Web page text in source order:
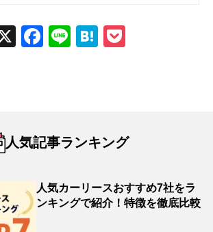
X
Fac
Line
Hat
人気記事ランキング
人気カーリースおすすめ7社をラ
ンキングで紹介！特徴を徹底比較